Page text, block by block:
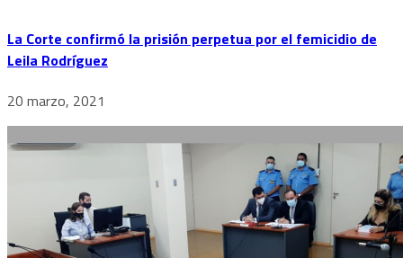
La Corte confirmó la prisión perpetua por el femicidio de
Leila Rodríguez
20 marzo, 2021